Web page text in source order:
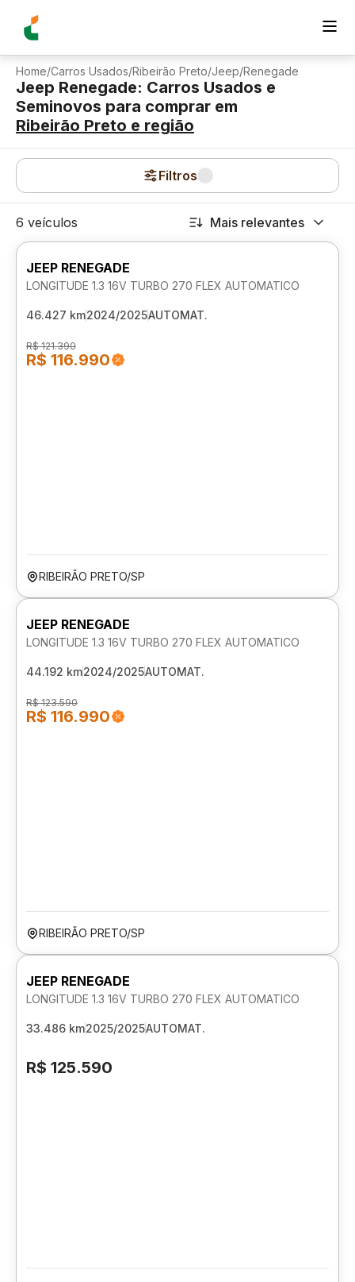
Home/Carros Usados/Ribeirão Preto/Jeep/Renegade
Jeep Renegade: Carros Usados e
Seminovos para comprar em
Ribeirão Preto e região
Filtros
6 veículos Mais relevantes
JEEP RENEGADE
LONGITUDE 1.3 16V TURBO 270 FLEX AUTOMATICO
46.427 km2024/2025AUTOMAT.
R$ 121.390
R$ 116.990
RIBEIRÃO PRETO/SP
JEEP RENEGADE
LONGITUDE 1.3 16V TURBO 270 FLEX AUTOMATICO
44.192 km2024/2025AUTOMAT.
R$ 123.590
R$ 116.990
RIBEIRÃO PRETO/SP
JEEP RENEGADE
LONGITUDE 1.3 16V TURBO 270 FLEX AUTOMATICO
33.486 km2025/2025AUTOMAT.
R$ 125.590